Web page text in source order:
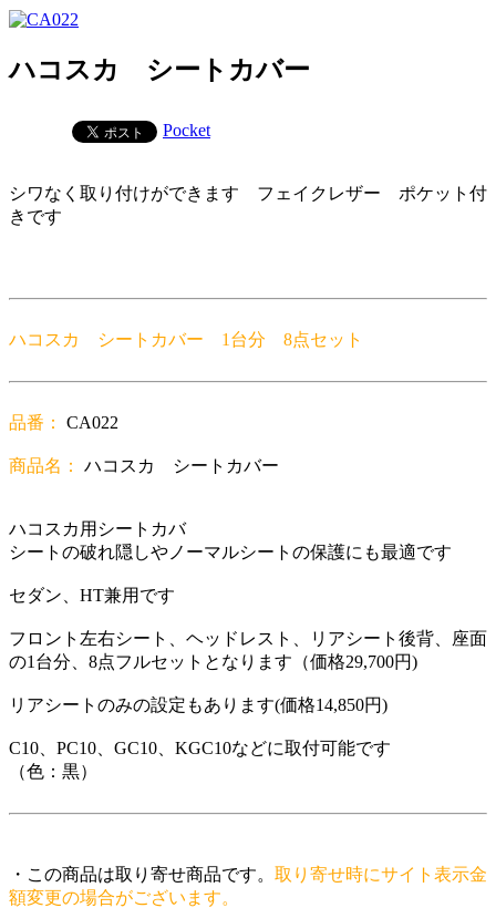
ハコスカ シートカバー
Pocket
シワなく取り付けができます フェイクレザー ポケット付
きです
ハコスカ シートカバー 1台分 8点セット
品番： CA022
商品名： ハコスカ シートカバー
ハコスカ用シートカバ
シートの破れ隠しやノーマルシートの保護にも最適です
セダン、HT兼用です
フロント左右シート、ヘッドレスト、リアシート後背、座面
の1台分、8点フルセットとなります（価格29,700円)
リアシートのみの設定もあります(価格14,850円)
C10、PC10、GC10、KGC10などに取付可能です
（色：黒）
・この商品は取り寄せ商品です。 取り寄せ時にサイト表示金
額変更の場合がございます。